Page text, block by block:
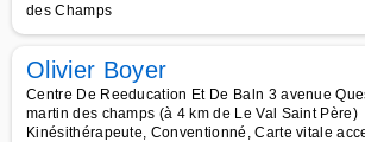
des Champs
Olivier Boyer
Centre De Reeducation Et De Baln 3 avenue
martin des champs (à 4 km de Le Val Saint Père)
Kinésithérapeute, Conventionné, Carte vitale